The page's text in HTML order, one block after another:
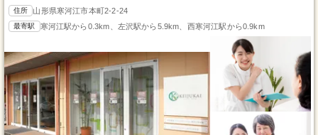
住所 山形県寒河江市本町2-2-24
最寄駅 寒河江駅から0.3km、左沢駅から5.9km、西寒河江駅から0.9km